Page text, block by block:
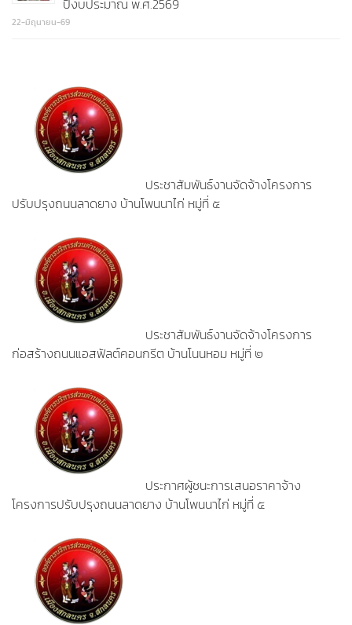
ปีงบประมาณ พ.ศ.2569
22-มิถุนายน-69
ประชาสัมพันธ์งานจัดจ้างโครงการ
ปรับปรุงถนนลาดยาง บ้านโพนนาไก่ หมู่ที่ ๕
ประชาสัมพันธ์งานจัดจ้างโครงการ
ก่อสร้างถนนแอสฟัลต์คอนกรีต บ้านโนนหอม หมู่ที่ ๒
ประกาศผู้ชนะการเสนอราคาจ้าง
โครงการปรับปรุงถนนลาดยาง บ้านโพนนาไก่ หมู่ที่ ๕